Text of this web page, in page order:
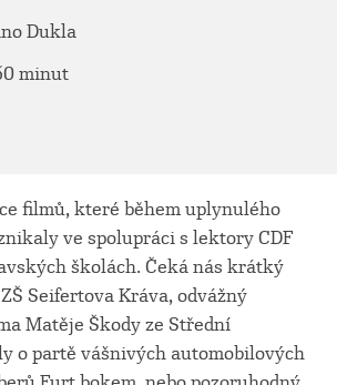
Dukla
minut
filmů, které během uplynulého
ve spolupráci s lektory CDF
školách. Čeká nás krátký
Seifertova Kráva, odvážný
Matěje Škody ze Střední
o partě vášnivých automobilových